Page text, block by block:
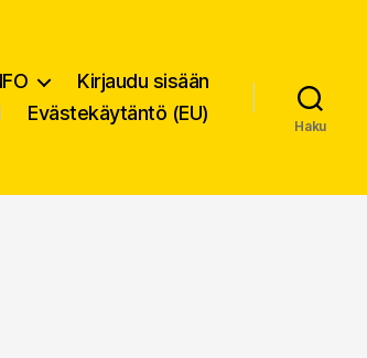
Kirjaudu sisään
Evästekäytäntö (EU)
Haku